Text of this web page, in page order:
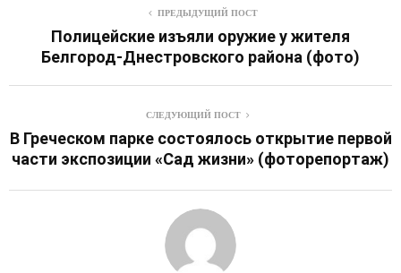
ПРЕДЫДУЩИЙ ПОСТ
Полицейские изъяли оружие у жителя
Белгород-Днестровского района (фото)
СЛЕДУЮЩИЙ ПОСТ
В Греческом парке состоялось открытие первой
части экспозиции «Сад жизни» (фоторепортаж)